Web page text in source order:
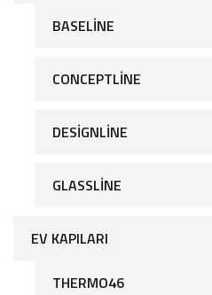
BASELINE
CONCEPTLINE
DESIGNLINE
GLASSLINE
EV KAPILARI
THERMO46